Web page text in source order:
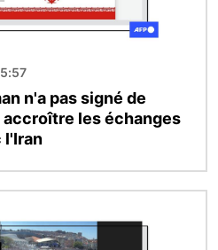
n'a pas signé de
les échanges
l'Iran